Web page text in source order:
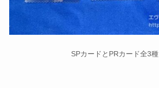
SPカードとPRカード全3種